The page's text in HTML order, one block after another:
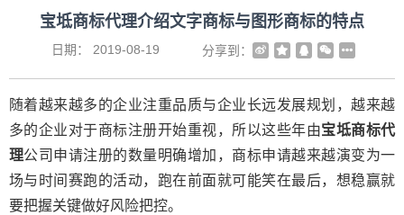
宝坻商标代理介绍文字商标与图形商标的特点
日期： 2019-08-19 分享到：
随着越来越多的企业注重品质与企业长远发展规划，越来越
多的企业对于商标注册开始重视，所以这些年由宝坻商标代
理公司申请注册的数量明确增加，商标申请越来越演变为一
场与时间赛跑的活动，跑在前面就可能笑在最后，想稳赢就
要把握关键做好风险把控。